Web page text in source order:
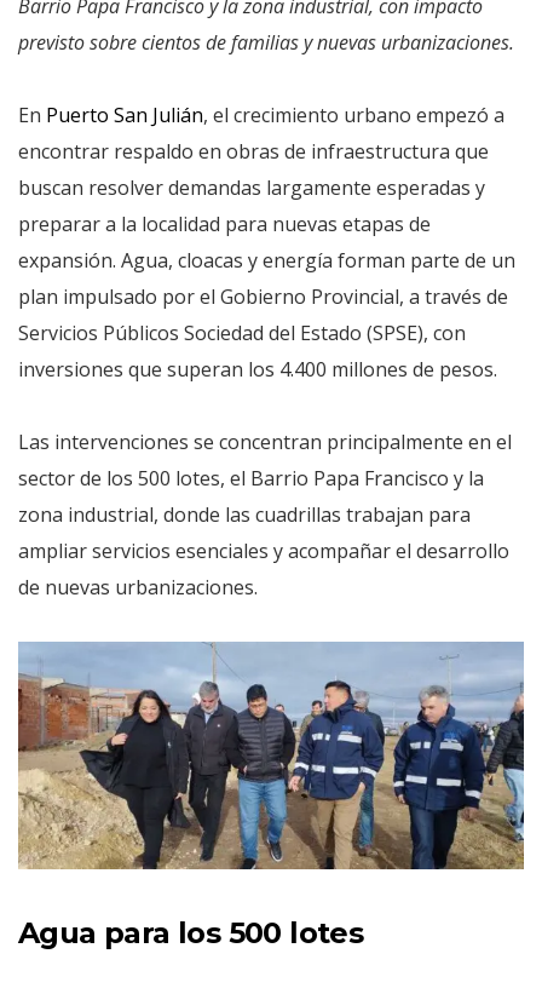
Barrio Papa Francisco y la zona industrial, con impacto
previsto sobre cientos de familias y nuevas urbanizaciones.
En Puerto San Julián, el crecimiento urbano empezó a
encontrar respaldo en obras de infraestructura que
buscan resolver demandas largamente esperadas y
preparar a la localidad para nuevas etapas de
expansión. Agua, cloacas y energía forman parte de un
plan impulsado por el Gobierno Provincial, a través de
Servicios Públicos Sociedad del Estado (SPSE), con
inversiones que superan los 4.400 millones de pesos.
Las intervenciones se concentran principalmente en el
sector de los 500 lotes, el Barrio Papa Francisco y la
zona industrial, donde las cuadrillas trabajan para
ampliar servicios esenciales y acompañar el desarrollo
de nuevas urbanizaciones.
Agua para los 500 lotes